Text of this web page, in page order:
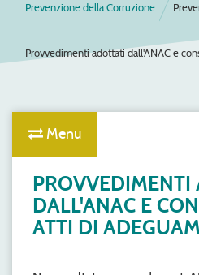
Prevenzione della Corruzione
Provvedimenti adottati dall'ANAC e
Menu
PROVVEDIMENTI
DALL'ANAC E
ATTI DI